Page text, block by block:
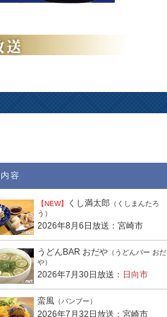
容
【NEW】 くし満太郎 （くしまんたろ
う）
2026年8月6日放送：宮崎市
うどんBAR おだや （うどんバー おだ
や）
2026年7月30日放送： 日向市
蛮風 （バンブー）
2026年7月32日放送：宮崎市